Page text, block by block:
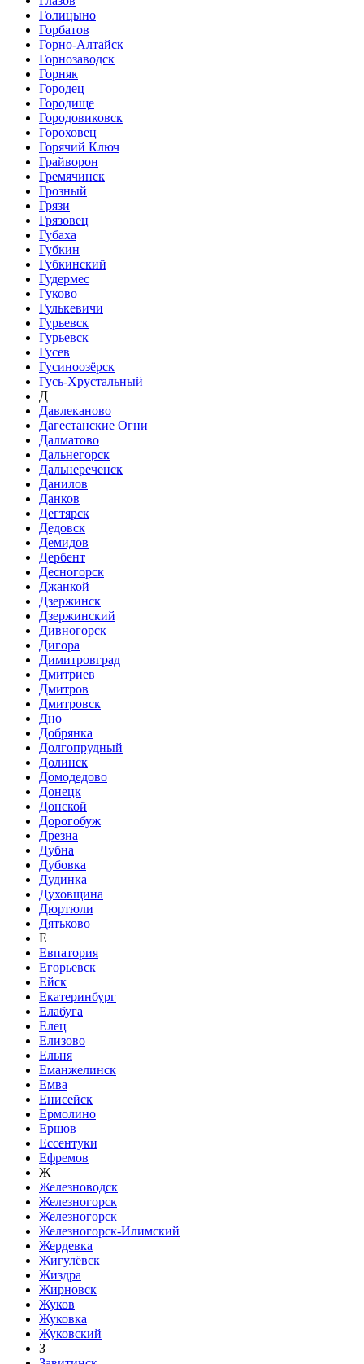
Голицыно
Горбатов
Горно-Алтайск
Горнозаводск
Горняк
Городец
Городище
Городовиковск
Гороховец
Горячий Ключ
Грайворон
Гремячинск
Грозный
Грязи
Грязовец
Губаха
Губкин
Губкинский
Гудермес
Гуково
Гулькевичи
Гурьевск
Гурьевск
Гусев
Гусиноозёрск
Гусь-Хрустальный
Д
Давлеканово
Дагестанские Огни
Далматово
Дальнегорск
Дальнереченск
Данилов
Данков
Дегтярск
Дедовск
Демидов
Дербент
Десногорск
Джанкой
Дзержинск
Дзержинский
Дивногорск
Дигора
Димитровград
Дмитриев
Дмитров
Дмитровск
Дно
Добрянка
Долгопрудный
Долинск
Домодедово
Донецк
Донской
Дорогобуж
Дрезна
Дубна
Дубовка
Дудинка
Духовщина
Дюртюли
Дятьково
Е
Евпатория
Егорьевск
Ейск
Екатеринбург
Елабуга
Елец
Елизово
Ельня
Еманжелинск
Емва
Енисейск
Ермолино
Ершов
Ессентуки
Ефремов
Ж
Железноводск
Железногорск
Железногорск
Железногорск-Илимский
Жердевка
Жигулёвск
Жиздра
Жирновск
Жуков
Жуковка
Жуковский
З